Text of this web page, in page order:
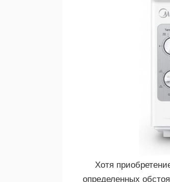
Хотя
определенных